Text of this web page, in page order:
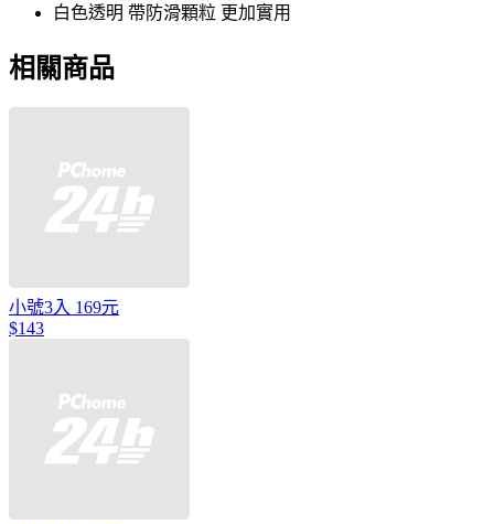
白色透明 帶防滑顆粒 更加實用
相關商品
小號3入 169元
$143